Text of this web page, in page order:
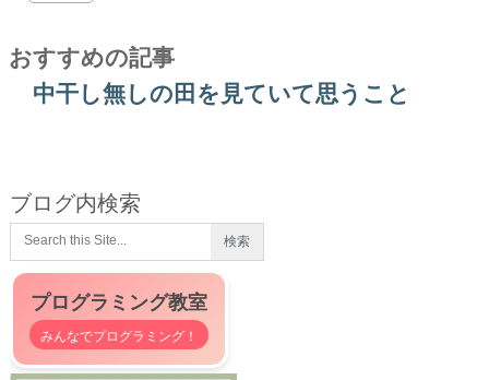
おすすめの記事
中干し無しの田を見ていて思うこと
ブログ内検索
プログラミング教室
みんなでプログラミング！